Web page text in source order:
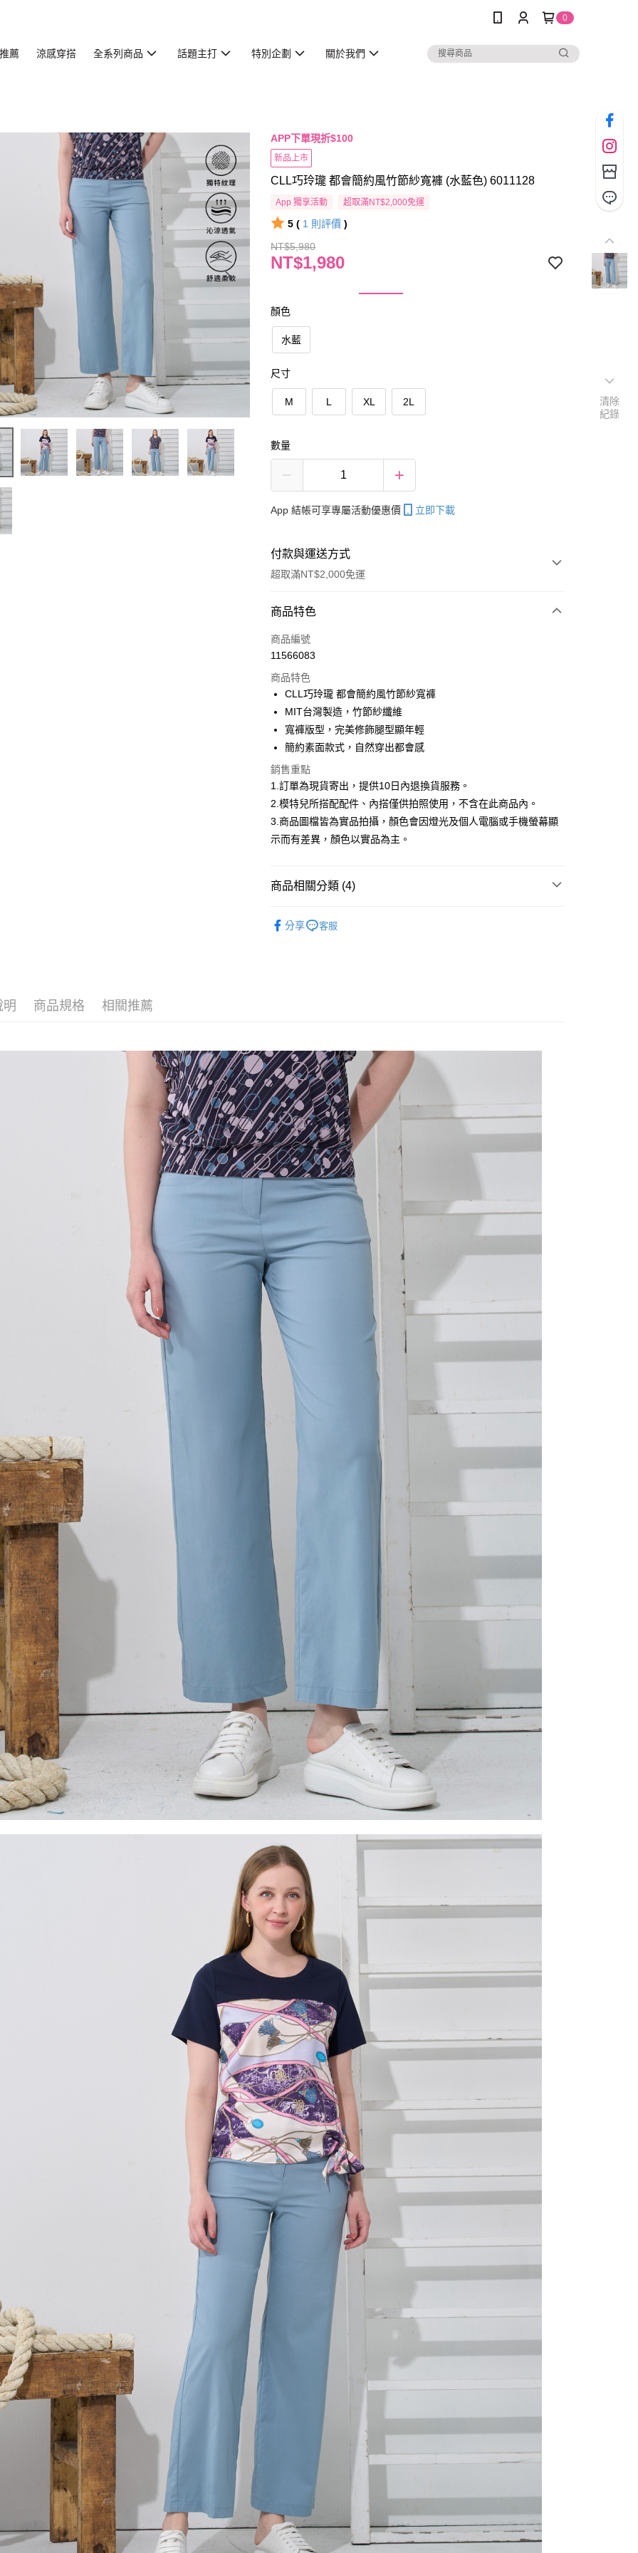
0
薦 涼感穿搭 全系列商品 話題主打 特別企劃 關於我們
APP下單現折$100
新品上市
CLL巧玲瓏 都會簡約風竹節紗寬褲 (水藍色) 6011128
App 獨享活動 超取滿NT$2,000免運
5 ( 1 則評價 )
NT$5,980
NT$1,980
顏色
水藍
尺寸
M L XL 2L
數量
App 結帳可享專屬活動優惠價 立即下載
付款與運送方式
超取滿NT$2,000免運
付款方式
信用卡一次付款
3 期 0 利率 每期 NT$660
合作金庫商業銀行
華南商業銀行
國泰世華商業銀行
臺灣中小企業銀行
匯豐（台灣）商業銀行
華泰商業銀行
聯邦商業銀行
遠東國際商業銀行
玉山商業銀行
星展（台灣）商業銀行
台新國際商業銀行
超商取貨付款
Apple Pay
街口支付
悠遊付
Google Pay
【大哥付你分期使用說明】
1.分期款項不併入電信帳單，「大哥付你分期」於每月結算日後寄送繳費提
醒簡訊。
2.透過簡訊連結打開帳單後，可選擇「超商條碼／台灣大直營門市／銀行轉
帳／街口支付／iPASS MONEY」等通路繳費。
【注意事項】
1.本服務係由「台灣大哥大股份有限公司」（以下簡稱本公司）所提供，讓
用戶於交易時，得透過本服務購買商品或服務，並由商店將買賣／分期付
款買賣價金債權讓與本公司後，依約使用本公司帳單繳交帳款。
2.基於同意付款使用「大哥付你分期」之契約關係目的，商店將以您的個人
資料（包含姓名、電話或地址）提供予台灣大哥大進項蒐集、處理及利
用，由本公司與您本人進行分期帳單所需資料之確認、核對及更正。
3.完整用戶服務條款，請詳閱以下連結：
https://oppay.tw/userRule
【「AFTEE先享後付」結帳流程】
１．於結帳方式選擇「AFTEE先享後付」後，將跳轉至「AFTEE先享後
付」結帳頁面，進行簡訊認證並確認金額後，即可完成結帳。
２．訂單成立數日內，您將收到繳費通知簡訊。
３．收到繳費通知簡訊後14天內，點擊此簡訊中的連結，可透過四大超商
／ATM／網路銀行／等多元方式進行付款，方視為交易完成。
※ 請注意：結帳手續完成當下不需立刻繳費，但若您需要取消訂單，請聯
絡購買商品的店家。未經商家同意取消之訂單仍視為有效，需透過AFTEE
先享後付繳納相關費用。
※ 交易是否成功請以「AFTEE先享後付 」之結帳頁面顯示為準，若有關於
是否繳費成功／繳費後需取消欲退款等相關疑問，請聯繫「AFTEE先享後
付客戶支援中心」
https://netprotections.freshdesk.com/support/home
１．透過由恩沛科技股份有限公司提供之「AFTEE先享後付」服務完成之
交易，需依本服務之必要範圍內提供個人資料，並將交易相關給付款項請
求債權轉讓予恩沛科技股份有限公司。
２．關於個人資料處理事宜，請瀏覽以下網址：
https://aftee.tw/terms/#terms3
３．未成年的使用者請事先徵得法定代理人或監護人之同意方可使用
「AFTEE先享後付」，若未經同意申辦者引起之損失，本公司不負相關責
任。
４．使用「AFTEE先享後付」時，將依據個別帳號之用戶狀況，依本公司
即時審查核予不同之上限額度；若仍有額度不足之情形，本公司將視審查
結果請求用戶進行身份認證。
５．嚴禁一人註冊多個帳號或使用他人資訊註冊。若發現惡意使用之情
形，恩沛科技股份有限公司將有權停止該用戶之使用額度並採取法律行
全家取貨付款
每筆NT$120，滿NT$2,000(含以上)免運費
7-11取貨付款
每筆NT$120，滿NT$2,000(含以上)免運費
宅配
每筆NT$120，滿NT$2,000(含以上)免運費
商品特色
商品編號
11566083
商品特色
CLL巧玲瓏 都會簡約風竹節紗寬褲
MIT台灣製造，竹節紗纖維
寬褲版型，完美修飾腿型顯年輕
簡約素面款式，自然穿出都會感
銷售重點
1.訂單為現貨寄出，提供10日內退換貨服務。
2.模特兒所搭配配件、內搭僅供拍照使用，不含在此商品內。
3.商品圖檔皆為實品拍攝，顏色會因燈光及個人電腦或手機螢幕顯
示而有差異，顏色以實品為主。
商品相關分類 (4)
分享 客服
明 商品規格 相關推薦
清除
紀錄